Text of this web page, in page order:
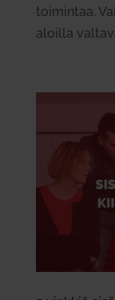
toi­mintaa.
aloilla